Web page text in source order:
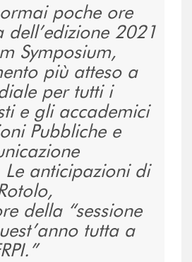
poche ore
dell’edizione 2021
Symposium,
più atteso a
per tutti i
e gli accademici
Pubbliche e
anticipazioni di
della “sessione
tutta a